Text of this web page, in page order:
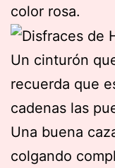
color rosa.
Un cinturón
recuerda que
cadenas las
Una buena
colgando